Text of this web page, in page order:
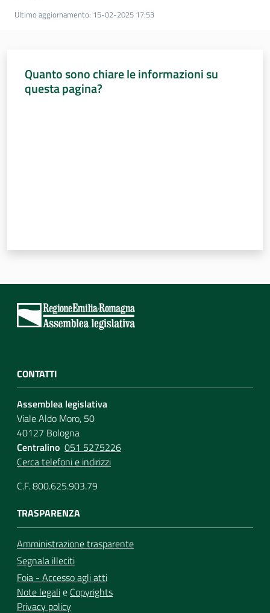
Ultimo aggiornamento: 15-02-2025 17:53
Quanto sono chiare le informazioni su
questa pagina?
CONTATTI
Assemblea legislativa
Viale Aldo Moro, 50
40127 Bologna
Centralino 051 5275226
Cerca telefoni e indirizzi
C.F. 800.625.903.79
TRASPARENZA
Amministrazione trasparente
Segnala illeciti
Foia - Accesso agli atti
Note legalie Copyrights
Privacy policy